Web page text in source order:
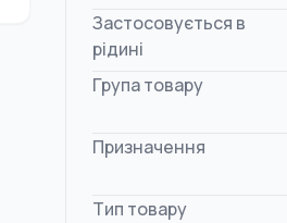
Застосовується в
рідині
Група товару
Призначення
Тип товару